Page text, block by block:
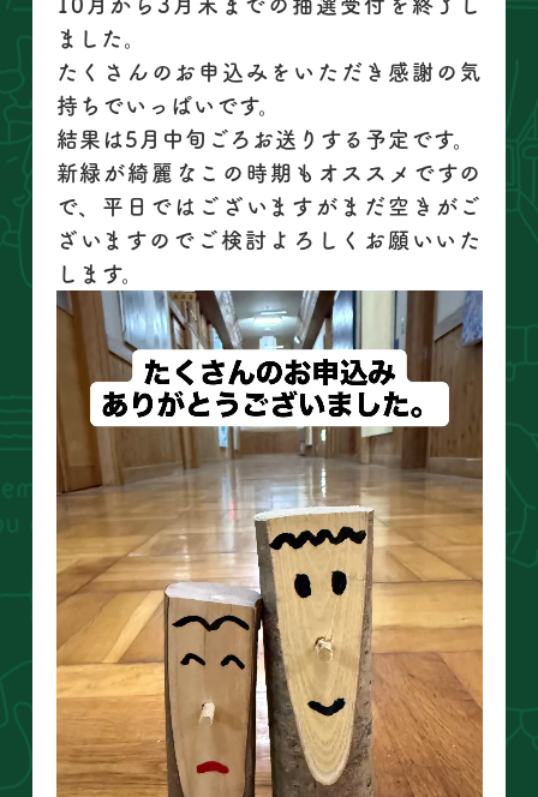
ました。
たくさんのお申込みをいただき感謝の気
持ちでいっぱいです。
結果は5月中旬ごろお送りする予定です。
新緑が綺麗なこの時期もオススメですの
で、平日ではございますがまだ空きがご
ざいますのでご検討よろしくお願いいた
します。